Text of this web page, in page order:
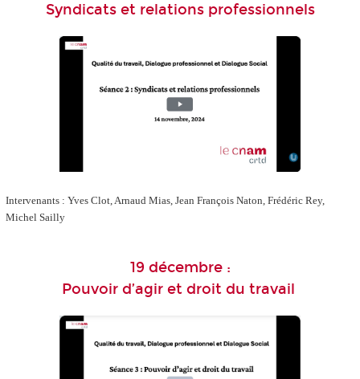
Syndicats et relations professionnels
Intervenants : Yves Clot, Arnaud Mias, Jean François Naton, Frédéric Rey,
Michel Sailly
19 décembre :
Pouvoir d’agir et droit du travail